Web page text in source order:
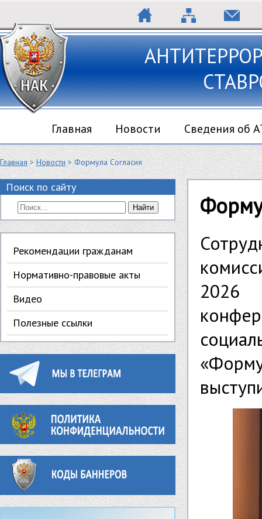
Главная Новости Сведения об
Главная>Новости> Формула Согласия
Поиск по сайту
Найти
Рекомендации гражданам
Нормативно-правовые акты
Видео
Полезные ссылки
2026